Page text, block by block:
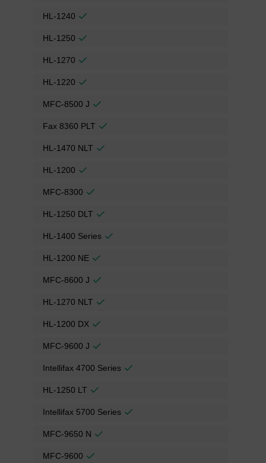
HL-1240
HL-1250
HL-1270
HL-1220
MFC-8500 J
Fax 8360 PLT
HL-1470 NLT
HL-1200
MFC-8300
HL-1250 DLT
HL-1400 Series
HL-1200 NE
MFC-8600 J
HL-1270 NLT
HL-1200 DX
MFC-9600 J
Intellifax 4700 Series
HL-1250 LT
Intellifax 5700 Series
MFC-9650 N
MFC-9600